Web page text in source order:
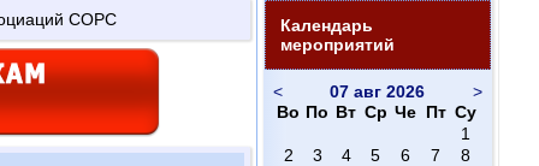
СОРС
Календарь
мероприятий
< >
07 авг 2026
Во По Вт Ср Че Пт Су
1
2
3 4 5 6 7
8